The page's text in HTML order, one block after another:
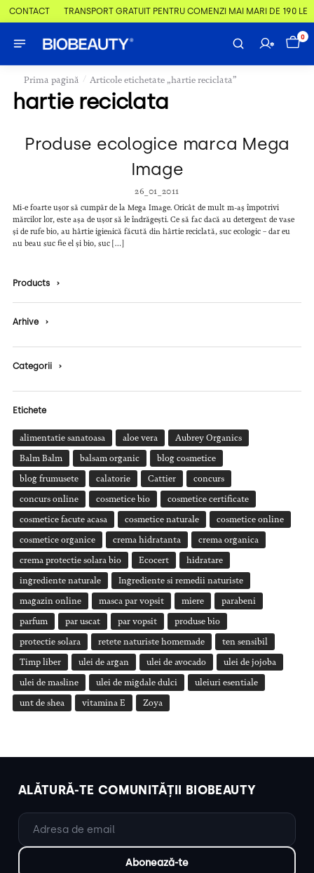
CONTACT TRANSPORT GRATUIT PENTRU COMENZI MAI MARI DE 190 LEI
0
Prima pagină / Articole etichetate „hartie reciclata”
hartie reciclata
Produse ecologice marca Mega
Image
26_01_2011
Mi-e foarte ușor să cumpăr de la Mega Image. Oricât de mult m-aș împotrivi
mărcilor lor, este așa de ușor să le îndrăgești. Ce să fac dacă au detergent de vase
și de rufe bio, au hârtie igienică făcută din hârtie reciclată, suc ecologic – dar eu
nu beau suc fie el și bio, suc […]
Products ›
Arhive ›
Categorii ›
Etichete
alimentatie sanatoasa aloe vera Aubrey Organics
Balm Balm balsam organic blog cosmetice
blog frumusete calatorie Cattier concurs
concurs online cosmetice bio cosmetice certificate
cosmetice facute acasa cosmetice naturale cosmetice online
cosmetice organice crema hidratanta crema organica
crema protectie solara bio Ecocert hidratare
ingrediente naturale Ingrediente si remedii naturiste
magazin online masca par vopsit miere parabeni
parfum par uscat par vopsit produse bio
protectie solara retete naturiste homemade ten sensibil
Timp liber ulei de argan ulei de avocado ulei de jojoba
ulei de masline ulei de migdale dulci uleiuri esentiale
unt de shea vitamina E Zoya
ALĂTURĂ-TE COMUNITĂȚII BIOBEAUTY